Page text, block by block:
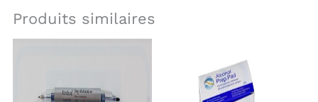
Produits similaires